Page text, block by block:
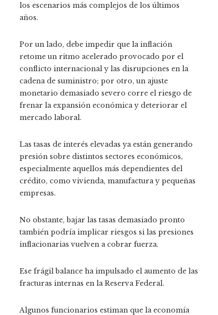
los escenarios más complejos de los últimos
años.
Por un lado, debe impedir que la inflación
retome un ritmo acelerado provocado por el
conflicto internacional y las disrupciones en la
cadena de suministro; por otro, un ajuste
monetario demasiado severo corre el riesgo de
frenar la expansión económica y deteriorar el
mercado laboral.
Las tasas de interés elevadas ya están generando
presión sobre distintos sectores económicos,
especialmente aquellos más dependientes del
crédito, como vivienda, manufactura y pequeñas
empresas.
No obstante, bajar las tasas demasiado pronto
también podría implicar riesgos si las presiones
inflacionarias vuelven a cobrar fuerza.
Ese frágil balance ha impulsado el aumento de las
fracturas internas en la Reserva Federal.
Algunos funcionarios estiman que la economía